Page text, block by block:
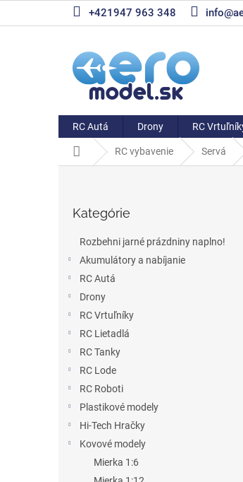
+421947 963 348
RC Autá Drony RC
DomovRC vybavenie Servá
kategórie
Kategórie
Rozbehni jarné prázdniny naplno!
Akumulátory a nabíjanie
RC Autá
Drony
RC Vrtuľníky
RC Lietadlá
RC Tanky
RC Lode
RC Roboti
Plastikové modely
Hi-Tech Hračky
Kovové modely
Mierka 1:6